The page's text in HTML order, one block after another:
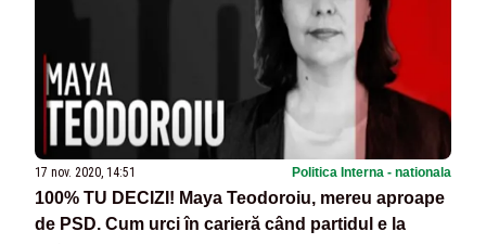
17 nov. 2020, 14:51 Politica Interna - nationala
100% TU DECIZI! Maya Teodoroiu, mereu aproape
de PSD. Cum urci în carieră când partidul e la